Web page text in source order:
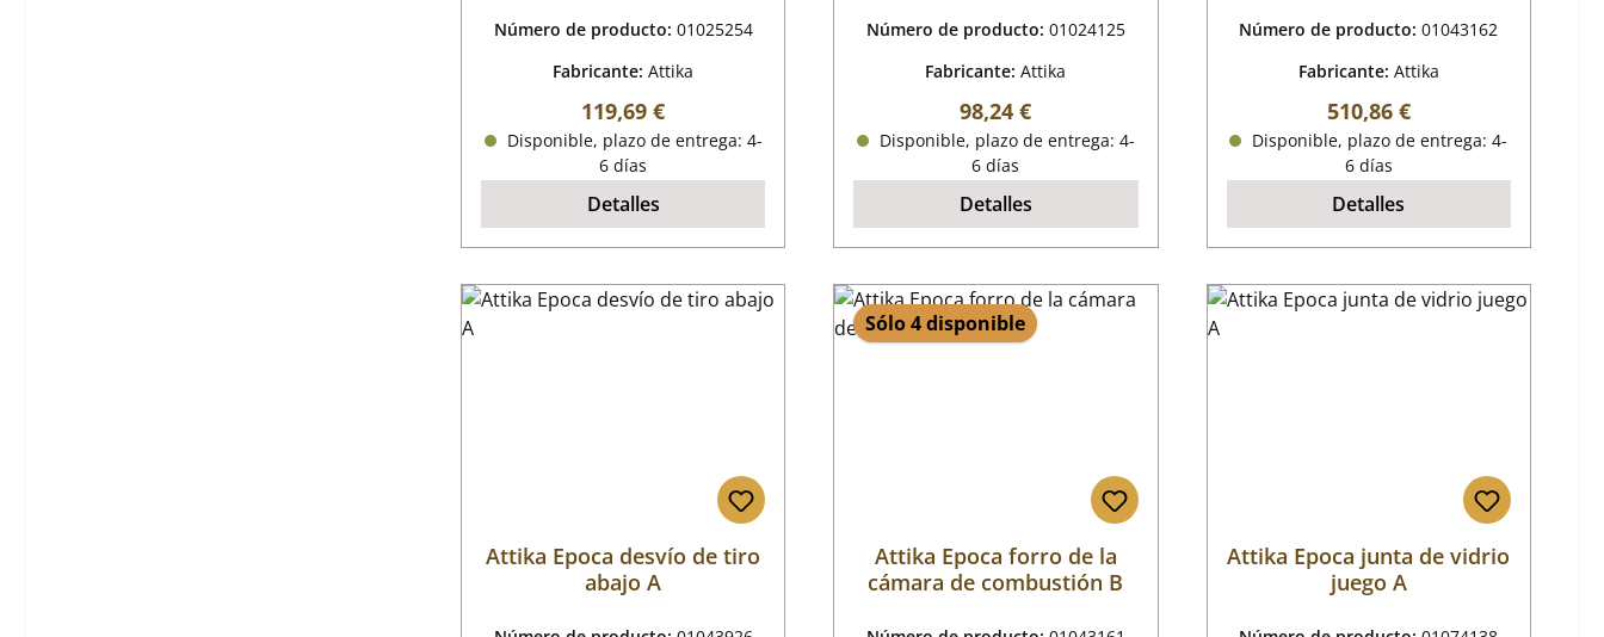
Número de producto: 01025254
Fabricante:Attika
Precio normal:
119,69 €
Disponible, plazo de entrega: 4-
6 días
Detalles
Número de producto: 01024125
Fabricante:Attika
Precio normal:
98,24 €
Disponible, plazo de entrega: 4-
6 días
Detalles
Número de producto:01043162
Fabricante: Attika
Precio normal:
510,86 €
Disponible, plazo de entrega: 4-
6 días
Detalles
Attika Epoca desvío de tiro
abajo A
Sólo 4 disponible
Attika Epoca forro de la
cámara de combustión B
Attika Epoca junta de vidrio
juego A